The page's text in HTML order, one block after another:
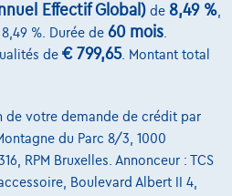
- PHEV - 225 PK - PANO
Automatique
Effectif Global) de 8,49 %
8,49 %. Durée de 60 mois
de € 799,65. Montant total
de votre demande de crédit par
du Parc 8/3, 1000
RPM Bruxelles. Annonceur : TCS
Boulevard Albert II 4,